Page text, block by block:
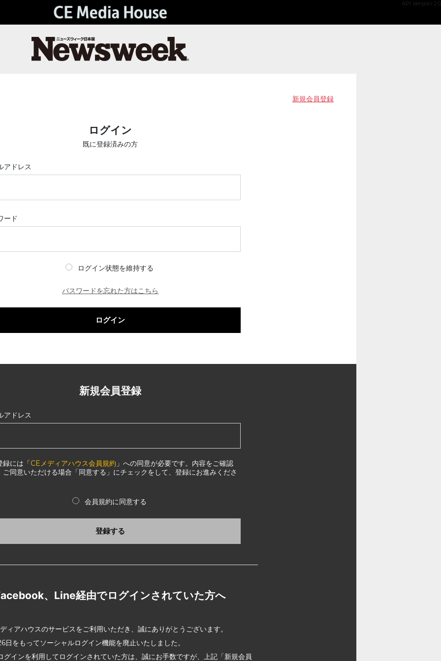
API Version 2.0
新規会員登録
ログイン
既に登録済みの方
アドレス
ード
ログイン状態を維持する
パスワードを忘れた方はこちら
ログイン
新規会員登録
アドレス
録には「CEメディアハウス会員規約 」への同意が必要です。内容をご確認
ご同意いただける場合「同意する」にチェックをして、登録にお進みくださ
会員規約に同意する
登録する
、Line経由でログインされていた方へ
ィアハウスのサービスをご利用いただき、誠にありがとうございます。
日をもってソーシャルログイン機能を廃止いたしました。
グインを利用してログインされていた方は、誠にお手数ですが、上記「新規会員